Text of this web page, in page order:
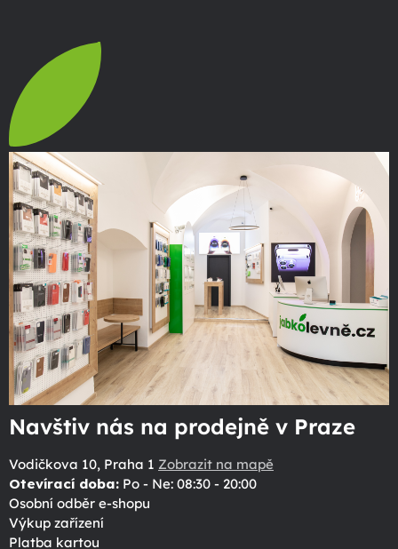
Navštiv nás na prodejně v Praze
Vodičkova 10, Praha 1 Zobrazit na mapě
Otevírací doba: Po - Ne: 08:30 - 20:00
Osobní odběr e-shopu
Výkup zařízení
Platba kartou